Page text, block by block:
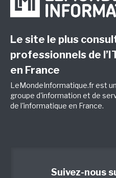
Le site le plus
professionnels de
en France
LeMondeInformatique.fr est
groupe d'information et de
de l'informatique en France.
Suivez-nous